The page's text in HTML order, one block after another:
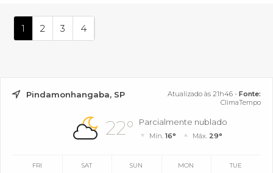
1 2 3 4
Pindamonhangaba, SP Atualizado às 21h46 - Fonte:
ClimaTempo
22° Parcialmente nublado
Mín.16° Máx. 29°
FRI SAT SUN MON TUE